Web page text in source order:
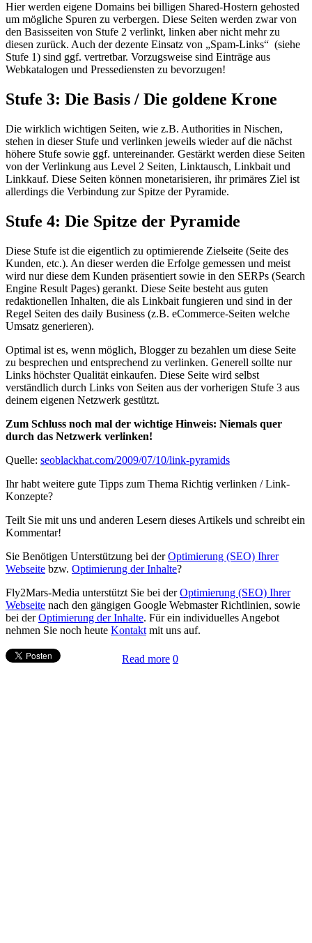
Hier werden eigene Domains bei billigen Shared-Hostern gehosted
um mögliche Spuren zu verbergen. Diese Seiten werden zwar von
den Basisseiten von Stufe 2 verlinkt, linken aber nicht mehr zu
diesen zurück. Auch der dezente Einsatz von „Spam-Links“ (siehe
Stufe 1) sind ggf. vertretbar. Vorzugsweise sind Einträge aus
Webkatalogen und Pressediensten zu bevorzugen!
Stufe 3: Die Basis / Die goldene Krone
Die wirklich wichtigen Seiten, wie z.B. Authorities in Nischen,
stehen in dieser Stufe und verlinken jeweils wieder auf die nächst
höhere Stufe sowie ggf. untereinander. Gestärkt werden diese Seiten
von der Verlinkung aus Level 2 Seiten, Linktausch, Linkbait und
Linkkauf. Diese Seiten können monetarisieren, ihr primäres Ziel ist
allerdings die Verbindung zur Spitze der Pyramide.
Stufe 4: Die Spitze der Pyramide
Diese Stufe ist die eigentlich zu optimierende Zielseite (Seite des
Kunden, etc.). An dieser werden die Erfolge gemessen und meist
wird nur diese dem Kunden präsentiert sowie in den SERPs (Search
Engine Result Pages) gerankt. Diese Seite besteht aus guten
redaktionellen Inhalten, die als Linkbait fungieren und sind in der
Regel Seiten des daily Business (z.B. eCommerce-Seiten welche
Umsatz generieren).
Optimal ist es, wenn möglich, Blogger zu bezahlen um diese Seite
zu besprechen und entsprechend zu verlinken. Generell sollte nur
Links höchster Qualität einkaufen. Diese Seite wird selbst
verständlich durch Links von Seiten aus der vorherigen Stufe 3 aus
deinem eigenen Netzwerk gestützt.
Zum Schluss noch mal der wichtige Hinweis: Niemals quer
durch das Netzwerk verlinken!
Quelle: seoblackhat.com/2009/07/10/link-pyramids
Ihr habt weitere gute Tipps zum Thema Richtig verlinken / Link-
Konzepte?
Teilt Sie mit uns und anderen Lesern dieses Artikels und schreibt ein
Kommentar!
Sie Benötigen Unterstützung bei derOptimierung (SEO) Ihrer
Webseite bzw. Optimierung der Inhalte?
Fly2Mars-Media unterstützt Sie bei derOptimierung (SEO) Ihrer
Webseite nach den gängigen Google Webmaster Richtlinien, sowie
bei derOptimierung der Inhalte. Für ein individuelles Angebot
nehmen Sie noch heute Kontakt mit uns auf.
Read more 0